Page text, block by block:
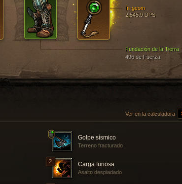
Fundación de la Tierra
496 de Fuerza
In-geom
2,545.9 DPS
Ver en la calculadora
Golpe sísmico
Terreno fracturado
Carga furiosa
Asalto despiadado